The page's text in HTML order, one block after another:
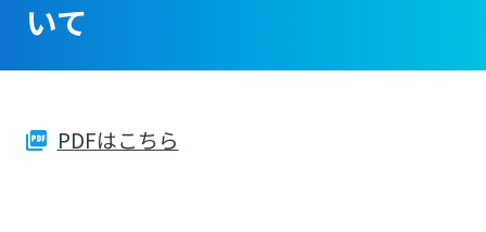
いて
PDFはこちら